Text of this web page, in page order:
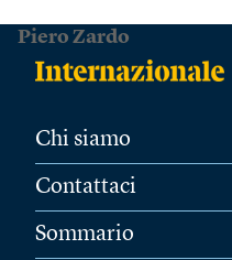
Piero Zardo
Chi siamo
Contattaci
Sommario